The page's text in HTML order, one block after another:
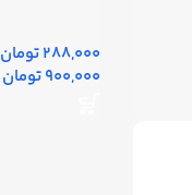
288,000 تومان
900,000 تومان